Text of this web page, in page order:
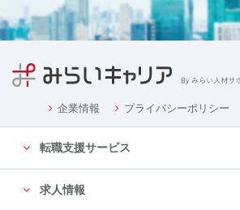
企業情報 プライバシーポリシー
転職支援サービス
求人情報